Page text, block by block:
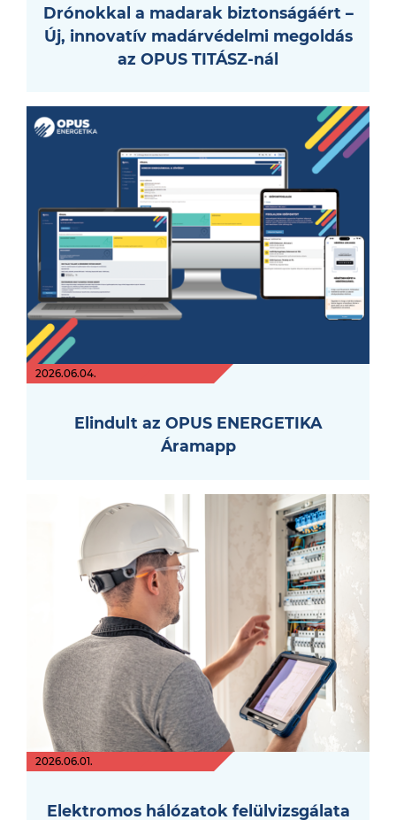
Drónokkal a madarak biztonságáért –
Új, innovatív madárvédelmi megoldás
az OPUS TITÁSZ-nál
2026.06.04.
Elindult az OPUS ENERGETIKA
Áramapp
2026.06.01.
Elektromos hálózatok felülvizsgálata